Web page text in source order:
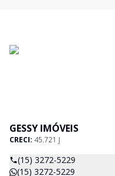
GESSY IMÓVEIS
CRECI: 45.721 J
(15) 3272-5229
(15) 3272-5229